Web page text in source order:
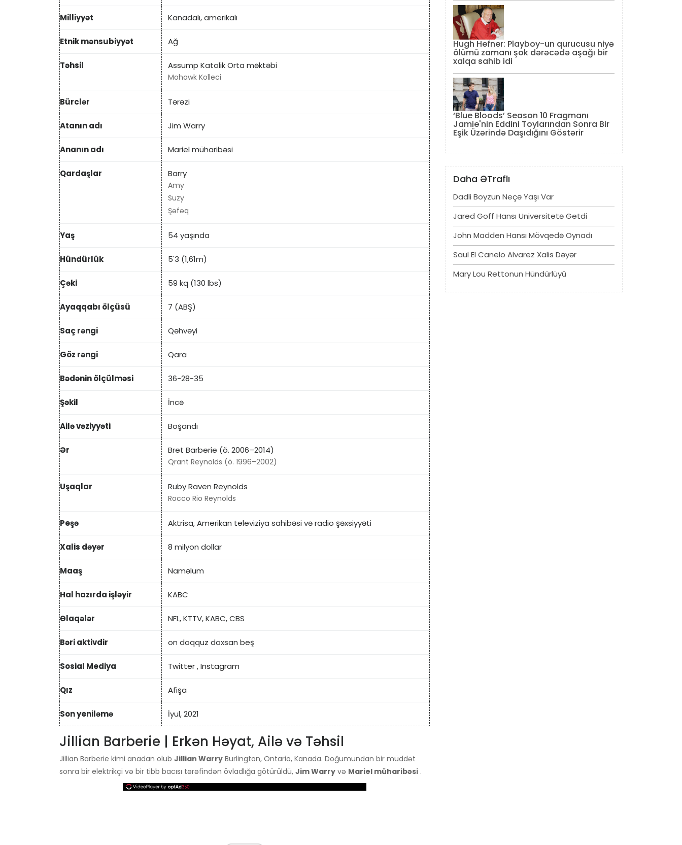
Milliyyət Kanadalı, amerikalı
Etnik mənsubiyyət Ağ
Təhsil Assump Katolik Orta məktəbi
Mohawk Kolleci
Bürclər Tərəzi
Atanın adı Jim Warry
Ananın adı Mariel müharibəsi
Qardaşlar Barry
Amy
Suzy
Şəfəq
Yaş 54 yaşında
Hündürlük 5'3 (1,61m)
Çəki 59 kq (130 lbs)
Ayaqqabı ölçüsü 7 (ABŞ)
Saç rəngi Qəhvəyi
Göz rəngi Qara
Bədənin ölçülməsi 36-28-35
Şəkil İncə
Ailə vəziyyəti Boşandı
Ər Bret Barberie (ö. 2006–2014)
Qrant Reynolds (ö. 1996–2002)
Uşaqlar Ruby Raven Reynolds
Rocco Rio Reynolds
Peşə Aktrisa, Amerikan televiziya sahibəsi və radio şəxsiyyəti
Xalis dəyər 8 milyon dollar
Maaş Naməlum
Hal hazırda işləyir KABC
Əlaqələr NFL, KTTV, KABC, CBS
Bəri aktivdir on doqquz doxsan beş
Sosial Mediya Twitter,Instagram
Qız Afişa
Son yeniləmə İyul, 2021
Jillian Barberie | Erkən Həyat, Ailə və Təhsil
Jillian Barberie kimi anadan olub Jillian Warry Burlington, Ontario, Kanada. Doğumundan bir müddət
sonra bir elektrikçi və bir tibb bacısı tərəfindən övladlığa götürüldü, Jim Warry və Mariel müharibəsi .
Hugh Hefner: Playboy-un qurucusu niyə
ölümü zamanı şok dərəcədə aşağı bir
xalqa sahib idi
‘Blue Bloods’ Season 10 Fragmanı
Jamie'nin Eddini Toylarından Sonra Bir
Eşik Üzərində Daşıdığını Göstərir
Daha ƏTraflı
Dadli Boyzun Neçə Yaşı Var
Jared Goff Hansı Universitetə ​​getdi
John Madden Hansı Mövqedə Oynadı
Saul El Canelo Alvarez Xalis Dəyər
Mary Lou Rettonun Hündürlüyü